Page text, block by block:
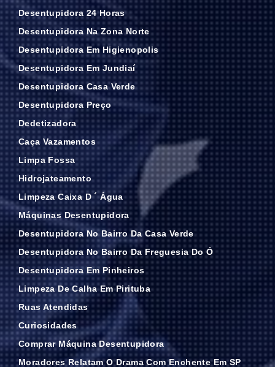
Desentupidora 24 Horas
Desentupidora Na Zona Norte
Desentupidora Em Higienopolis
Desentupidora Em Jundiaí
Desentupidora Casa Verde
Desentupidora Preço
Dedetizadora
Caça Vazamentos
Limpa Fossa
Hidrojateamento
Limpeza Caixa D ´ Água
Máquinas Desentupidora
Desentupidora No Bairro Da Casa Verde
Desentupidora No Bairro Da Freguesia Do Ó
Desentupidora Em Pinheiros
Limpeza De Calha Em Pirituba
Ruas Atendidas
Curiosidades
Comprar Máquina Desentupidora
Moradores Relatam O Drama Com Enchente Em SP